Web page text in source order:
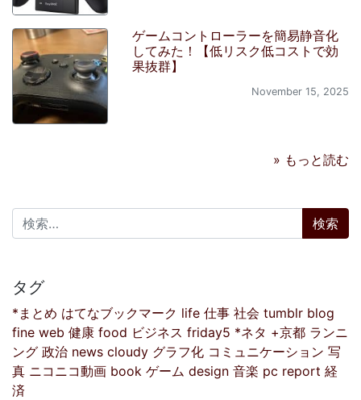
ゲームコントローラーを簡易静音化
してみた！【低リスク低コストで効
果抜群】
November 15, 2025
» もっと読む
検索:
タグ
*まとめ はてなブックマーク life 仕事 社会 tumblr blog
fine web 健康 food ビジネス friday5 *ネタ +京都 ランニ
ング 政治 news cloudy グラフ化 コミュニケーション 写
真 ニコニコ動画 book ゲーム design 音楽 pc report 経
済